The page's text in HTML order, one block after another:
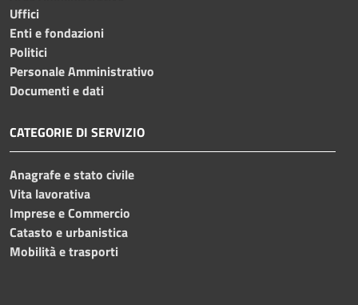
Uffici
Enti e fondazioni
Politici
Personale Amministrativo
Documenti e dati
CATEGORIE DI SERVIZIO
Anagrafe e stato civile
Vita lavorativa
Imprese e Commercio
Catasto e urbanistica
Mobilità e trasporti